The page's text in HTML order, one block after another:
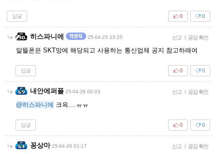
답글 0
0
히스파니에 25-04-25 23:25 신고 | 공감 확인
알뜰폰은 SKT망에 해당되고 사용하는 통신업체 공지 참고하래여
답글 0
0
내안에퍼플 25-04-26 00:03 신고 | 공감 확인
@히스파니에 크윽....ㅠㅠ
답글 0
0
꽁상마 25-04-26 01:17 신고 | 공감 확인